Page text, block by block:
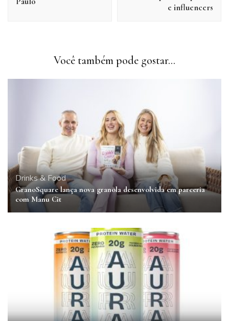
e influencers
Você também pode gostar...
Drinks & Food
GranoSquare lança nova granola desenvolvida em parceria
com Manu Cit